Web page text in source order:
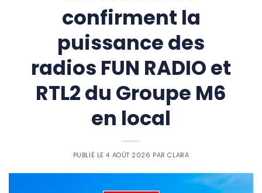
confirment la
puissance des
radios FUN RADIO et
RTL2 du Groupe M6
en local
PUBLIÉ LE4 AOÛT 2026 PARCLARA